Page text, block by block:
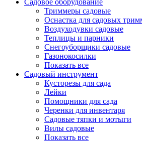
Садовое оборудование
Триммеры садовые
Оснастка для садовых
Воздуходувки садовые
Теплицы и парники
Снегоуборщики садовые
Газонокосилки
Показать все
Садовый инструмент
Кусторезы для сада
Лейки
Помощники для сада
Черенки для инвентаря
Садовые тяпки и мотыги
Вилы садовые
Показать все